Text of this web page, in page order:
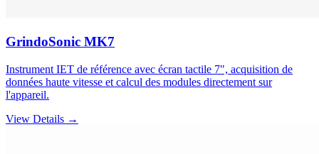
GrindoSonic MK7
Instrument IET de référence avec écran tactile 7", acquisition de
données haute vitesse et calcul des modules directement sur
l'appareil.
View Details →